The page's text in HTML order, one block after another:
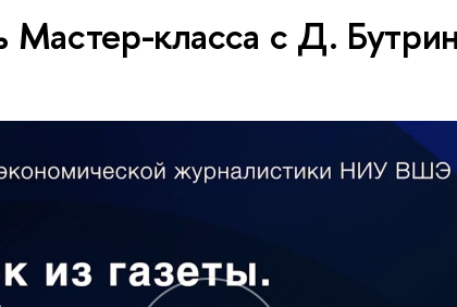
Мастер-класса с Д.